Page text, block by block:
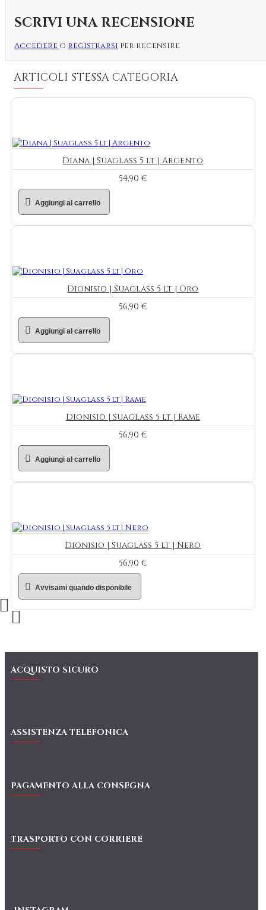
SCRIVI UNA RECENSIONE
Accedere o registrarsi per recensire
ARTICOLI STESSA CATEGORIA
Diana | Suaglass 5 lt | Argento
54,90 €
Aggiungi al carrello
Dionisio | Suaglass 5 lt | Oro
56,90 €
Aggiungi al carrello
Dionisio | Suaglass 5 lt | Rame
56,90 €
Aggiungi al carrello
Dionisio | Suaglass 5 lt | Nero
56,90 €
Avvisami quando disponibile
ACQUISTO SICURO
ASSISTENZA TELEFONICA
PAGAMENTO ALLA CONSEGNA
TRASPORTO CON CORRIERE